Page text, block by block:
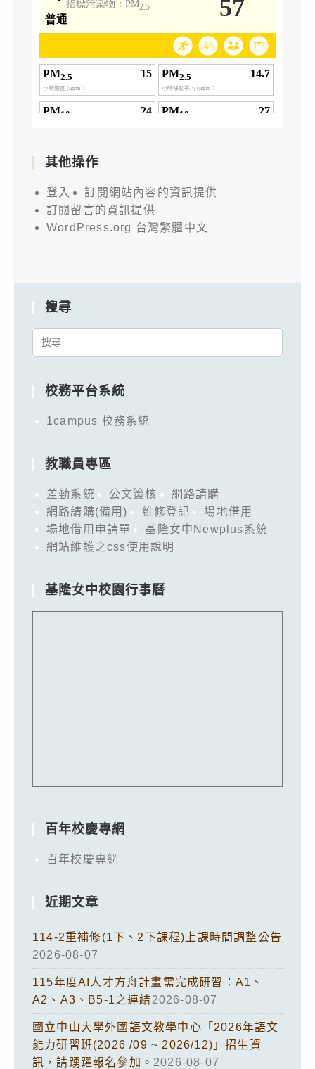
其他操作
登入
訂閱網站內容的資訊提供
訂閱留言的資訊提供
WordPress.org 台灣繁體中文
搜尋
Search
校務平台系統
1campus 校務系統
教職員專區
差勤系統 公文簽核
網路請購
網路請購(備用)
維修登記
場地借用
場地借用申請單
基隆女中Newplus系統
網站維護之css使用說明
基隆女中校園行事曆
百年校慶專網
百年校慶專網
近期文章
114-2重補修(1下、2下課程)上課時間調整公告
2026-08-07
115年度AI人才方舟計畫需完成研習：A1、
A2、A3、B5-1之連結2026-08-07
國立中山大學外國語文教學中心「2026年語文
能力研習班(2026 /09 ~ 2026/12)」招生資
訊，請踴躍報名參加。 2026-08-07